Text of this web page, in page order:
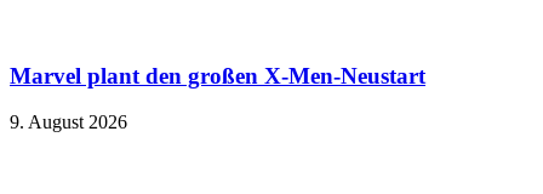
Marvel plant den großen X-Men-Neustart
9. August 2026